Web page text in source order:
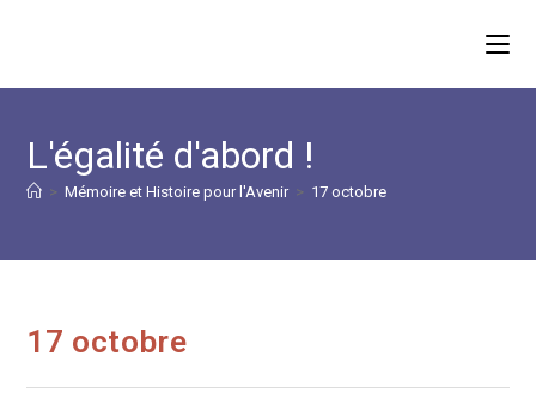
L'égalité d'abord !
> Mémoire et Histoire pour l'Avenir > 17 octobre
17 octobre